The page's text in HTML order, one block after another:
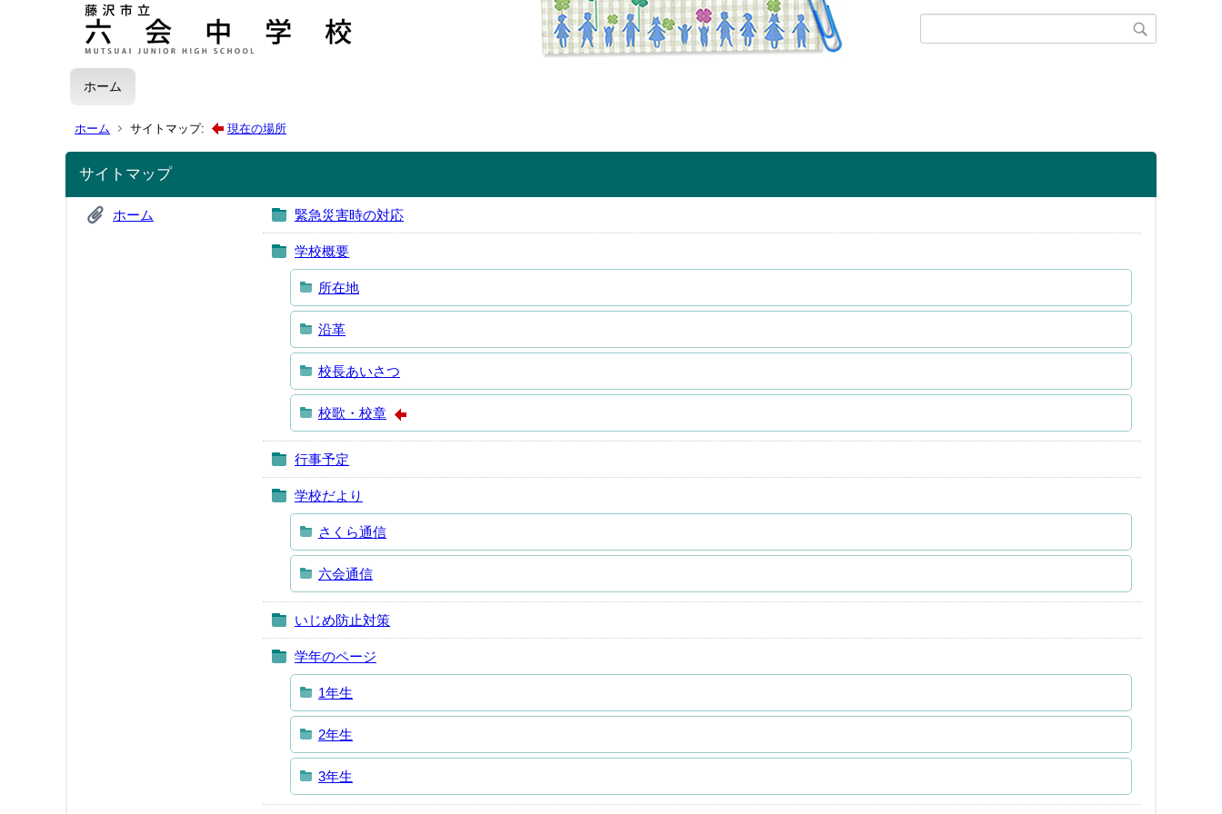
ホーム
ホーム サイトマップ: 現在の場所
サイトマップ
ホーム 緊急災害時の対応
学校概要
所在地
沿革
校長あいさつ
校歌・校章
行事予定
学校だより
さくら通信
六会通信
いじめ防止対策
学年のページ
1年生
2年生
3年生